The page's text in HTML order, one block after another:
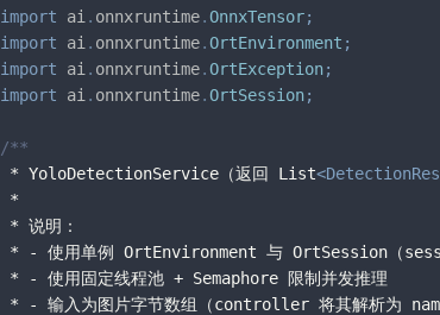
import ai . onnxruntime.OnnxTensor;
import
ai . onnxruntime.OrtEnvironment ;
import
ai . onnxruntime.OrtException;
import
ai . onnxruntime.OrtSession;
/**
* YoloDetectionService（返回 List<
*
* 说明：
* - 使用单例 OrtEnvironment 与 OrtSession（
* - 使用固定线程池 + Semaphore 限制并发推理
* - 输入为图片字节数组（controller 将其解析为